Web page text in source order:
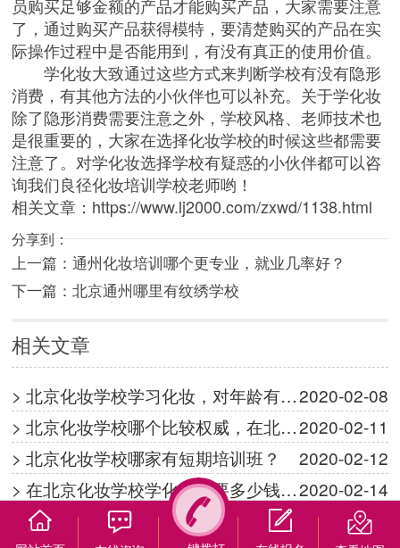
员购买足够金额的产品才能购买产品，大家需要注意
了，通过购买产品获得模特，要清楚购买的产品在实
际操作过程中是否能用到，有没有真正的使用价值。
学化妆大致通过这些方式来判断学校有没有隐形
消费，有其他方法的小伙伴也可以补充。关于学化妆
除了隐形消费需要注意之外，学校风格、老师技术也
是很重要的，大家在选择化妆学校的时候这些都需要
注意了。对学化妆选择学校有疑惑的小伙伴都可以咨
询我们良径化妆培训学校老师哟！
相关文章： https://www.lj2000.com/zxwd/1138.html
分享到：
上一篇：通州化妆培训哪个更专业，就业几率好？
下一篇：北京通州哪里有纹绣学校
相关文章
> 北京化妆学校学习化妆，对年龄有…2020-02-08
> 北京化妆学校哪个比较权威，在北…2020-02-11
> 北京化妆学校哪家有短期培训班？
2020-02-12
> 在北京化妆学校学化妆需要多少钱…2020-02-14
    